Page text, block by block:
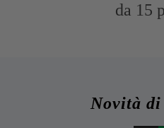
da 15
Novità di